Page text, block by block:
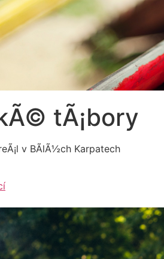
tÃ¡bory
v BÃ­lÃ½ch Karpatech